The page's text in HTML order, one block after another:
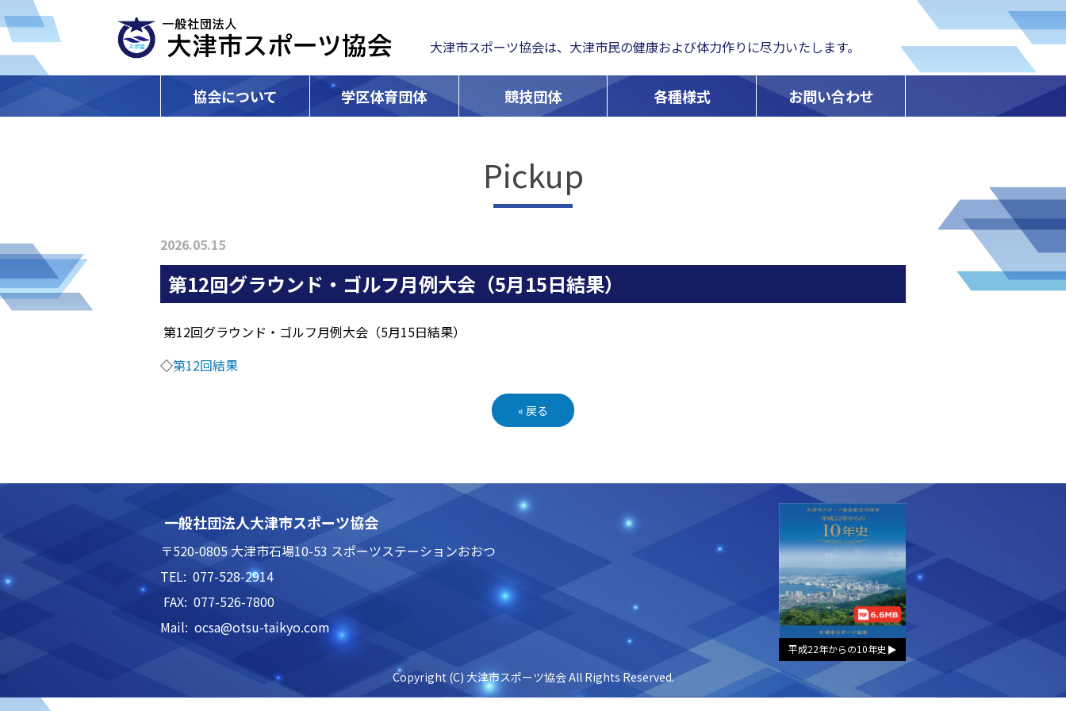
大津市スポーツ協会は、大津市民の健康および体力作りに尽力いたします。
協会について 学区体育団体 競技団体 各種様式 お問い合わせ
Pickup
2026.05.15
第12回グラウンド・ゴルフ月例大会（5月15日結果）
第12回グラウンド・ゴルフ月例大会（5月15日結果）
◇第12回結果
« 戻る
一般社団法人大津市スポーツ協会
〒520-0805 大津市石場10-53 スポーツステーションおおつ
TEL: 077-528-2914
FAX: 077-526-7800
Mail: ocsa@otsu-taikyo.com
平成22年からの10年史
Copyright (C) 大津市スポーツ協会 All Rights Reserved.